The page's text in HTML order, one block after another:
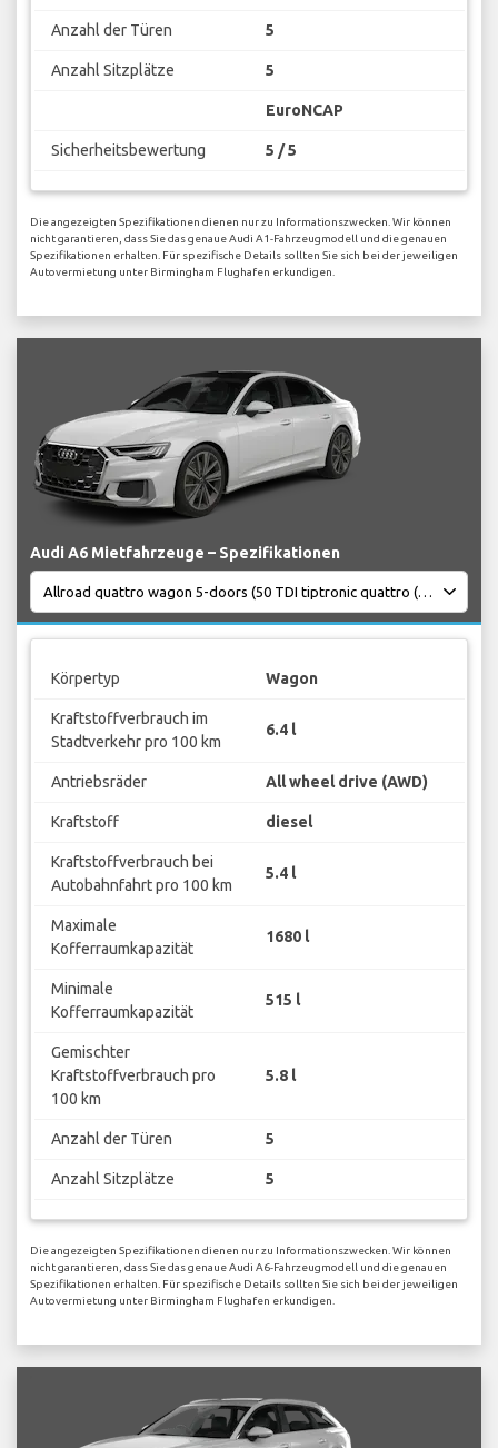
Anzahl der Türen 5
Anzahl Sitzplätze 5
EuroNCAP
Sicherheitsbewertung 5 / 5
Die angezeigten Spezifikationen dienen nur zu Informationszwecken. Wir können
nicht garantieren, dass Sie das genaue Audi A1-Fahrzeugmodell und die genauen
Spezifikationen erhalten. Für spezifische Details sollten Sie sich bei der jeweiligen
Autovermietung unter Birmingham Flughafen erkundigen.
Audi A6 Mietfahrzeuge – Spezifikationen
Körpertyp Wagon
Kraftstoffverbrauch im
Stadtverkehr pro 100 km
6.4 l
Antriebsräder All wheel drive (AWD)
Kraftstoff diesel
Kraftstoffverbrauch bei
Autobahnfahrt pro 100 km
5.4 l
Maximale
Kofferraumkapazität
1680 l
Minimale
Kofferraumkapazität
515 l
Gemischter
Kraftstoffverbrauch pro
100 km
5.8 l
Anzahl der Türen 5
Anzahl Sitzplätze 5
Die angezeigten Spezifikationen dienen nur zu Informationszwecken. Wir können
nicht garantieren, dass Sie das genaue Audi A6-Fahrzeugmodell und die genauen
Spezifikationen erhalten. Für spezifische Details sollten Sie sich bei der jeweiligen
Autovermietung unter Birmingham Flughafen erkundigen.